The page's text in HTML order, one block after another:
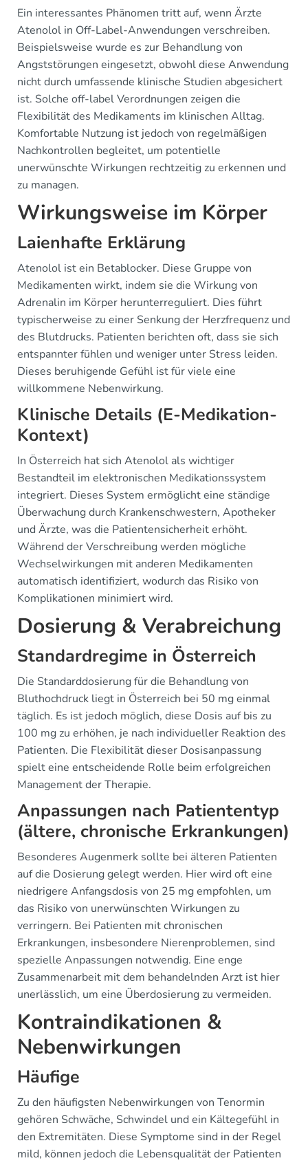
Ein interessantes Phänomen tritt auf, wenn Ärzte
Atenolol in Off-Label-Anwendungen verschreiben.
Beispielsweise wurde es zur Behandlung von
Angststörungen eingesetzt, obwohl diese Anwendung
nicht durch umfassende klinische Studien abgesichert
ist. Solche off-label Verordnungen zeigen die
Flexibilität des Medikaments im klinischen Alltag.
Komfortable Nutzung ist jedoch von regelmäßigen
Nachkontrollen begleitet, um potentielle
unerwünschte Wirkungen rechtzeitig zu erkennen und
zu managen.
Wirkungsweise im Körper
Laienhafte Erklärung
Atenolol ist ein Betablocker. Diese Gruppe von
Medikamenten wirkt, indem sie die Wirkung von
Adrenalin im Körper herunterreguliert. Dies führt
typischerweise zu einer Senkung der Herzfrequenz und
des Blutdrucks. Patienten berichten oft, dass sie sich
entspannter fühlen und weniger unter Stress leiden.
Dieses beruhigende Gefühl ist für viele eine
willkommene Nebenwirkung.
Klinische Details (E-Medikation-
Kontext)
In Österreich hat sich Atenolol als wichtiger
Bestandteil im elektronischen Medikationssystem
integriert. Dieses System ermöglicht eine ständige
Überwachung durch Krankenschwestern, Apotheker
und Ärzte, was die Patientensicherheit erhöht.
Während der Verschreibung werden mögliche
Wechselwirkungen mit anderen Medikamenten
automatisch identifiziert, wodurch das Risiko von
Komplikationen minimiert wird.
Dosierung & Verabreichung
Standardregime in Österreich
Die Standarddosierung für die Behandlung von
Bluthochdruck liegt in Österreich bei 50 mg einmal
täglich. Es ist jedoch möglich, diese Dosis auf bis zu
100 mg zu erhöhen, je nach individueller Reaktion des
Patienten. Die Flexibilität dieser Dosisanpassung
spielt eine entscheidende Rolle beim erfolgreichen
Management der Therapie.
Anpassungen nach Patiententyp
(ältere, chronische Erkrankungen)
Besonderes Augenmerk sollte bei älteren Patienten
auf die Dosierung gelegt werden. Hier wird oft eine
niedrigere Anfangsdosis von 25 mg empfohlen, um
das Risiko von unerwünschten Wirkungen zu
verringern. Bei Patienten mit chronischen
Erkrankungen, insbesondere Nierenproblemen, sind
spezielle Anpassungen notwendig. Eine enge
Zusammenarbeit mit dem behandelnden Arzt ist hier
unerlässlich, um eine Überdosierung zu vermeiden.
Kontraindikationen &
Nebenwirkungen
Häufige
Zu den häufigsten Nebenwirkungen von Tenormin
gehören Schwäche, Schwindel und ein Kältegefühl in
den Extremitäten. Diese Symptome sind in der Regel
mild, können jedoch die Lebensqualität der Patienten